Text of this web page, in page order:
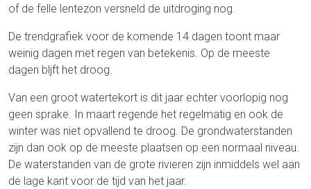
of de felle lentezon versneld de uitdroging nog.
De trendgrafiek voor de komende 14 dagen toont maar
weinig dagen met regen van betekenis. Op de meeste
dagen bljft het droog.
Van een groot watertekort is dit jaar echter voorlopig nog
geen sprake. In maart regende het regelmatig en ook de
winter was niet opvallend te droog. De grondwaterstanden
zijn dan ook op de meeste plaatsen op een normaal niveau.
De waterstanden van de grote rivieren zijn inmiddels wel aan
de lage kant voor de tijd van het jaar.